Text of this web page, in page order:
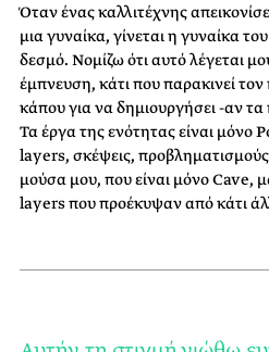
Όταν ένας καλλιτέχνης
μια γυναίκα, γίνεται η γυναίκα
δεσμό. Νομίζω ότι αυτό λέγεται
έμπνευση, κάτι που παρακινεί
κάπου για να δημιουργήσει -αν τα
Τα έργα της ενότητας είναι
layers, σκέψεις, προβληματισμούς
μούσα μου, που είναι μόνο Cave,
layers που προέκυψαν από κάτι